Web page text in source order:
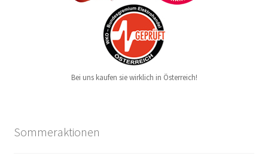
Bei uns kaufen sie wirklich in Österreich!
Sommeraktionen